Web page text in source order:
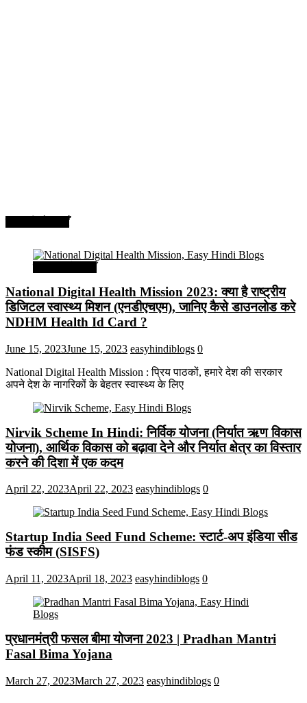
National Digital Health Mission 2023: क्या है राष्ट्रीय
डिजिटल स्वास्थ्य मिशन (एनडीएचएम), जानिए कैसे डाउनलोड करे
NDHM Health Id Card ?
June 15, 2023June 15, 2023 easyhindiblogs 0
National Digital Health Mission : प्रिय पाठकों, हमारे देश की सरकार
अपने देश के नागरिकों के बेहतर स्वास्थ्य के लिए
Nirvik Scheme In Hindi: निर्विक योजना (निर्यात ऋण विकास
योजना), आर्थिक विकास को बढ़ावा देने और निर्यात क्षेत्र का विस्तार
करने की दिशा में एक कदम
April 22, 2023April 22, 2023 easyhindiblogs 0
Startup India Seed Fund Scheme: स्टार्ट-अप इंडिया सीड
फंड स्कीम (SISFS)
April 11, 2023April 18, 2023 easyhindiblogs 0
प्रधानमंत्री फसल बीमा योजना 2023 | Pradhan Mantri
Fasal Bima Yojana
March 27, 2023March 27, 2023 easyhindiblogs 0